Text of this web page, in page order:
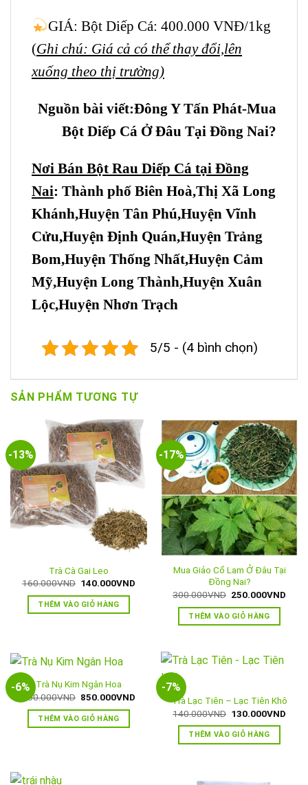
GIÁ: Bột Diếp Cá: 400.000 VNĐ/1kg
(Ghi chú: Giá cả có thể thay đổi,lên
xuống theo thị trường)
Nguồn bài viết:Đông Y Tấn Phát-Mua
Bột Diếp Cá Ở Đâu Tại Đồng Nai?
Nơi Bán Bột Rau Diếp Cá tại Đồng
Nai: Thành phố Biên Hoà,Thị Xã Long
Khánh,Huyện Tân Phú,Huyện Vĩnh
Cửu,Huyện Định Quán,Huyện Trảng
Bom,Huyện Thống Nhất,Huyện Cảm
Mỹ,Huyện Long Thành,Huyện Xuân
Lộc,Huyện Nhơn Trạch
5/5 - (4 bình chọn)
SẢN PHẨM TƯƠNG TỰ
-13%
Trà Cà Gai Leo
160.000VND Giá
là:
160.000VND.
140.000VND
140.000VND.
THÊM VÀO GIỎ HÀNG
-17%
Mua Giảo Cổ Lam Ở Đâu Tại
Đồng Nai?
300.000VND Giá
là:
300.000VND.
250.000VND
THÊM VÀO GIỎ HÀNG
-6%
Trà Nụ Kim Ngân Hoa
900.000VND Giá
là:
900.000VND.
850.000VND
850.000VND.
THÊM VÀO GIỎ HÀNG
-7%
Trà Lạc Tiên – Lạc Tiên Khô
140.000VND Giá
là:
140.000VND.
130.000VND
THÊM VÀO GIỎ HÀNG